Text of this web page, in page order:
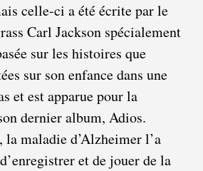
celle-ci a été écrite par le
Carl Jackson spécialement
sur les histoires que
sur son enfance dans une
et est apparue pour la
dernier album, Adios.
maladie d’Alzheimer l’a
et de jouer de la